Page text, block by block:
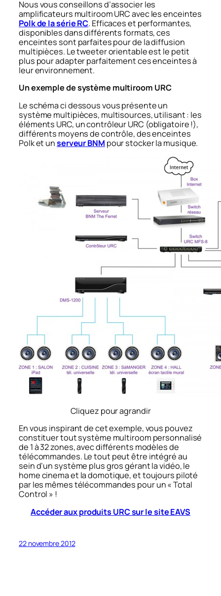
Nous vous conseillons d’associer les
amplificateurs multiroom URC avec les enceintes
Polk de la série RC. Efficaces et performantes,
disponibles dans différents formats, ces
enceintes sont parfaites pour de la diffusion
multipièces. Le tweeter orientable est le petit
plus pour adapter parfaitement ces enceintes à
leur environnement.
Un exemple de système multiroom URC
Le schéma ci dessous vous présente un
système multipièces, multisources, utilisant : les
éléments URC, un contrôleur URC (obligatoire !),
différents moyens de contrôle, des enceintes
Polk et unserveur BNM pour stocker la musique.
Cliquez pour agrandir
En vous inspirant de cet exemple, vous pouvez
constituer tout système multiroom personnalisé
de 1 à 32 zones, avec différents modèles de
télécommandes. Le tout peut être intégré au
sein d’un système plus gros gérant la vidéo, le
home cinema et la domotique, et toujours piloté
par les mêmes télécommandes pour un « Total
Control » !
Accéder aux produits URC sur le site EAVS
22 novembre 2012